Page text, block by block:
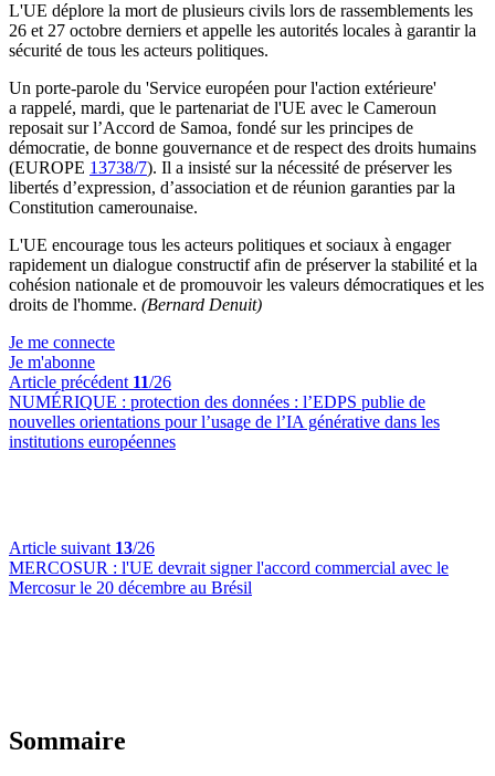
L'UE déplore la mort de plusieurs civils lors de rassemblements les
26 et 27 octobre derniers et appelle les autorités locales à garantir la
sécurité de tous les acteurs politiques.
Un porte-parole du 'Service européen pour l'action extérieure'
a rappelé, mardi, que le partenariat de l'UE avec le Cameroun
reposait sur l’Accord de Samoa, fondé sur les principes de
démocratie, de bonne gouvernance et de respect des droits humains
(EUROPE 13738/7). Il a insisté sur la nécessité de préserver les
libertés d’expression, d’association et de réunion garanties par la
Constitution camerounaise.
L'UE encourage tous les acteurs politiques et sociaux à engager
rapidement un dialogue constructif afin de préserver la stabilité et la
cohésion nationale et de promouvoir les valeurs démocratiques et les
droits de l'homme. (Bernard Denuit)
Je me connecte
Je m'abonne
Article précédent 11/26
NUMÉRIQUE : protection des données : l’EDPS publie de
nouvelles orientations pour l’usage de l’IA générative dans les
institutions européennes
Article suivant 13/26
MERCOSUR : l'UE devrait signer l'accord commercial avec le
Mercosur le 20 décembre au Brésil
Sommaire